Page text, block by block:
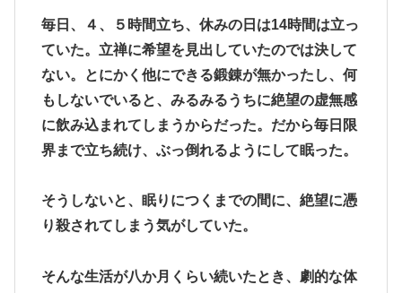
毎日、４、５時間立ち、休みの日は14時間は立っ
ていた。立禅に希望を見出していたのでは決して
ない。とにかく他にできる鍛錬が無かったし、何
もしないでいると、みるみるうちに絶望の虚無感
に飲み込まれてしまうからだった。だから毎日限
界まで立ち続け、ぶっ倒れるようにして眠った。
そうしないと、眠りにつくまでの間に、絶望に憑
り殺されてしまう気がしていた。
そんな生活が八か月くらい続いたとき、劇的な体